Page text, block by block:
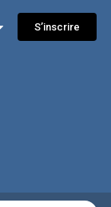
S’inscrire